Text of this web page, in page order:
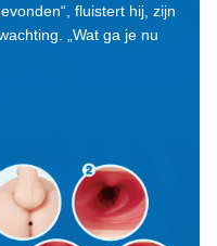
fluistert hij, zijn
„Wat ga je nu